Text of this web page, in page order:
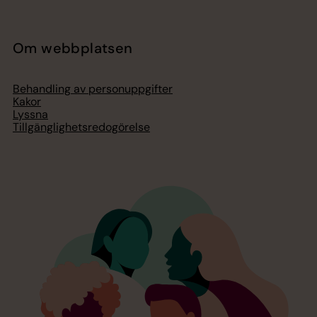
Om webbplatsen
Behandling av personuppgifter
Kakor
Lyssna
Tillgänglighetsredogörelse